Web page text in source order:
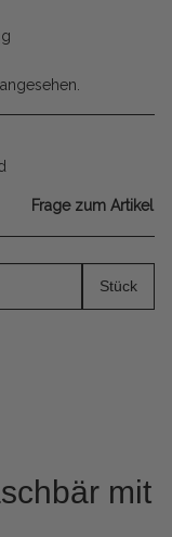
Frage zum Artikel
Stück
mit